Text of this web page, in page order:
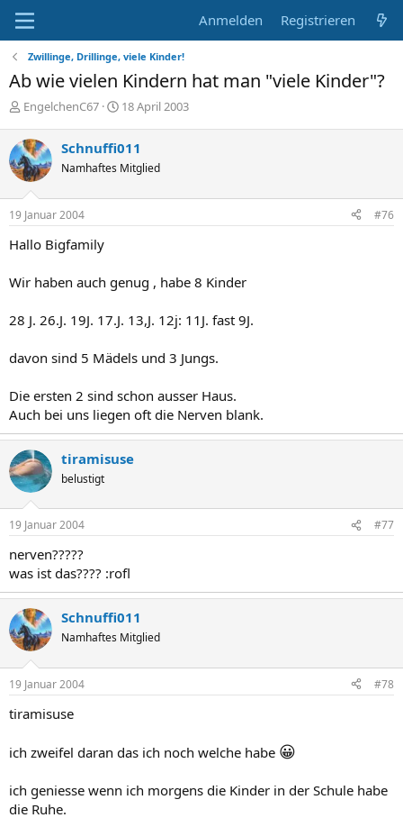
Anmelden Registrieren
Zwillinge, Drillinge, viele Kinder!
Ab wie vielen Kindern hat man "viele Kinder"?
E
s
t
e
l
l
e
EngelchenC67
E
t
e
l
18 April 2003
Schnuffi011
Namhaftes Mitglied
19 Januar 2004 #76
Hallo Bigfamily
Wir haben auch genug , habe 8 Kinder
28 J. 26.J. 19J. 17.J. 13,J. 12j: 11J. fast 9J.
davon sind 5 Mädels und 3 Jungs.
Die ersten 2 sind schon ausser Haus.
Auch bei uns liegen oft die Nerven blank.
tiramisuse
belustigt
19 Januar 2004 #77
nerven?????
was ist das???? :rofl
Schnuffi011
Namhaftes Mitglied
19 Januar 2004 #78
tiramisuse
ich zweifel daran das ich noch welche habe 😀
ich geniesse wenn ich morgens die Kinder in der Schule habe
die Ruhe.